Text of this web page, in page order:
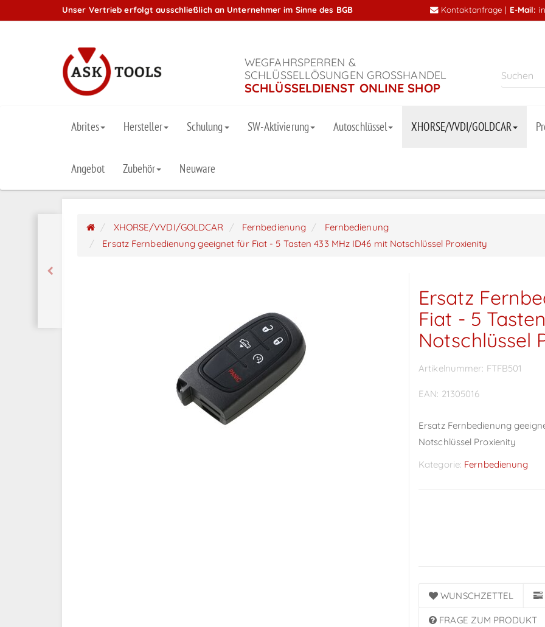
Unser Vertrieb erfolgt ausschließlich an Unternehmer im Sinne des BGB Kontaktanfrage | E-Mail:
WEGFAHRSPERREN &
SCHLÜSSELLÖSUNGEN GROSSHANDEL
SCHLÜSSELDIENST ONLINE SHOP
Abrites Hersteller Schulung SW-Aktivierung Autoschlüssel XHORSE/VVDI/GOLDCAR
Angebot Zubehör Neuware
XHORSE/VVDI/GOLDCAR Fernbedienung
Fernbedienung
Ersatz Fernbedienung geeignet für Fiat - 5 Tasten 433 MHz ID46 mit Notschlüssel Proxienity
Ersatz
Fiat - 5
Notschlüssel
Artikelnummer: FTFB501
EAN: 21305016
Ersatz Fernbedienung
Notschlüssel Proxienity
Kategorie: Fernbedienung
WUNSCHZETTEL
FRAGE ZUM PRODUKT